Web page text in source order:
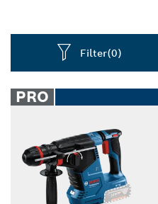
Filter(0)
PRO